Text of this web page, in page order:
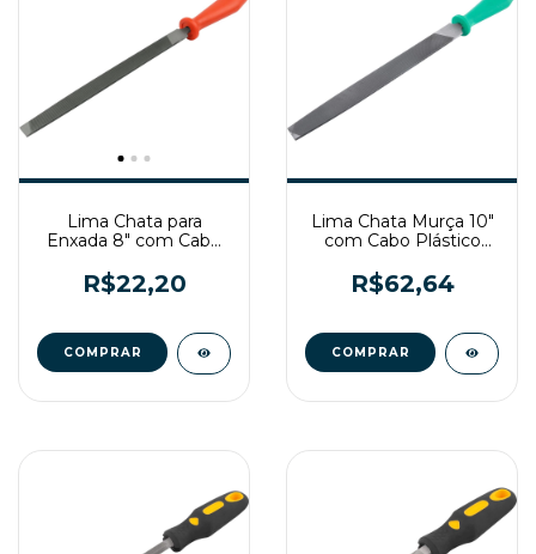
Lima Chata para
Enxada 8" com Cabo
R$22,20
Lima Chata Murça 10"
com Cabo Plástico
R$62,64